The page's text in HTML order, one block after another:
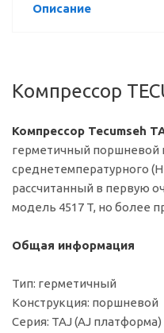
Описание
Компрессор
Компрессор Tecumseh
герметичный поршневой
среднетемпературного
рассчитанный в первую
модель 4517 T, но более
Общая информация
Тип: герметичный
Конструкция: поршневой
Серия: TAJ (AJ платформа)